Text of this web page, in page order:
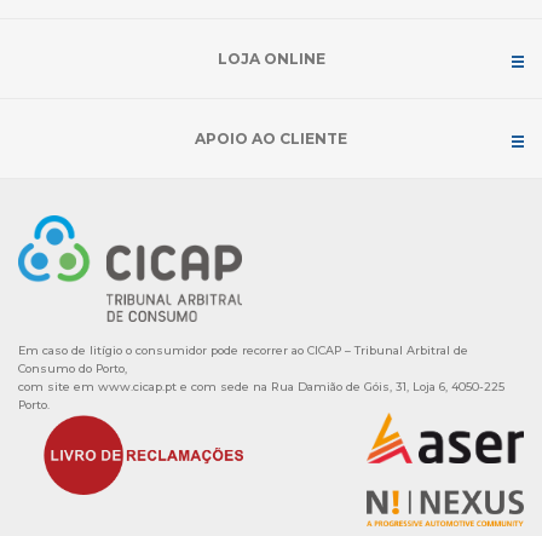
LOJA ONLINE
APOIO AO CLIENTE
Em caso de litígio o consumidor pode recorrer ao CICAP – Tribunal Arbitral de
Consumo do Porto,
com site em www.cicap.pt e com sede na Rua Damião de Góis, 31, Loja 6, 4050-225
Porto.